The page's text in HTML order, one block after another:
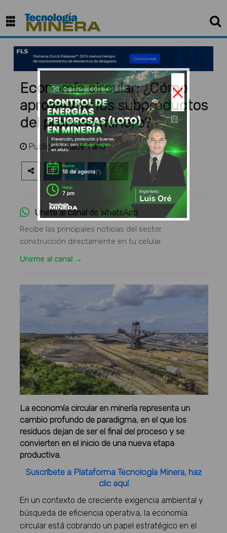
Economía circular: ¿Cómo
aprovechar los subproductos
del proceso minero?
Publicadohace 1 año
Únete al canal de WhatsApp
Recibe las principales noticias del sector
construcción directamente en tu celular.
Unirme al canal →
La economía circular en minería representa un
cambio profundo de paradigma, en el que los
residuos dejan de ser el final del proceso y se
convierten en el inicio de una nueva etapa
productiva.
Suscríbete a Plataforma Tecnología Minera, haz
clic aquí
En un contexto de creciente exigencia ambiental y
búsqueda de eficiencia operativa, la economía
circular está cobrando un papel estratégico en el
×